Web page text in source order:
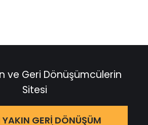
ve Geri Dönüşümcülerin
Sitesi
YAKIN GERI DÖNÜŞÜM